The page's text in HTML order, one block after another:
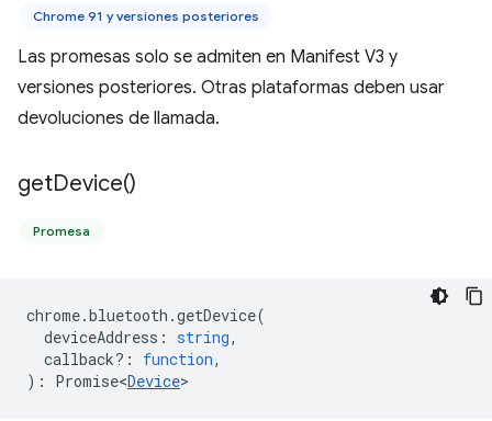
Chrome 91 y versiones posteriores
Las promesas solo se admiten en Manifest V3 y
versiones posteriores. Otras plataformas deben usar
devoluciones de llamada.
getDevice()
Promesa
chrome.bluetooth .getDevice(
deviceAddress : string,
callback? : function,
) : Promise<Device>